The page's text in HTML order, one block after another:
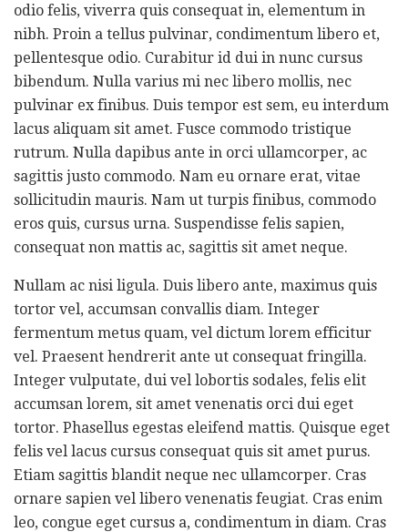
odio felis, viverra quis consequat in, elementum in
nibh. Proin a tellus pulvinar, condimentum libero et,
pellentesque odio. Curabitur id dui in nunc cursus
bibendum. Nulla varius mi nec libero mollis, nec
pulvinar ex finibus. Duis tempor est sem, eu interdum
lacus aliquam sit amet. Fusce commodo tristique
rutrum. Nulla dapibus ante in orci ullamcorper, ac
sagittis justo commodo. Nam eu ornare erat, vitae
sollicitudin mauris. Nam ut turpis finibus, commodo
eros quis, cursus urna. Suspendisse felis sapien,
consequat non mattis ac, sagittis sit amet neque.
Nullam ac nisi ligula. Duis libero ante, maximus quis
tortor vel, accumsan convallis diam. Integer
fermentum metus quam, vel dictum lorem efficitur
vel. Praesent hendrerit ante ut consequat fringilla.
Integer vulputate, dui vel lobortis sodales, felis elit
accumsan lorem, sit amet venenatis orci dui eget
tortor. Phasellus egestas eleifend mattis. Quisque eget
felis vel lacus cursus consequat quis sit amet purus.
Etiam sagittis blandit neque nec ullamcorper. Cras
ornare sapien vel libero venenatis feugiat. Cras enim
leo, congue eget cursus a, condimentum in diam. Cras